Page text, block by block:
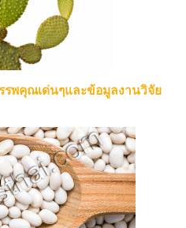
รพคุณเด่นๆและข้อมูลงานวิจัย